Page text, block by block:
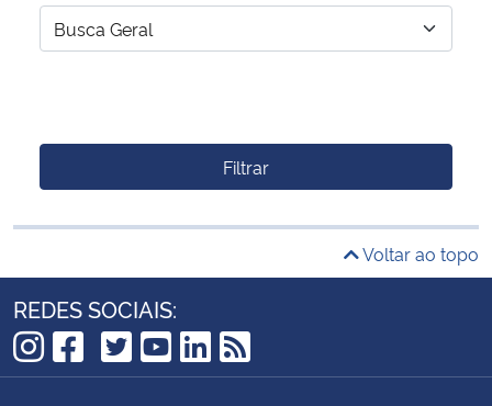
Filtrar
Voltar ao topo
REDES SOCIAIS:
Instagram
Facebook
TikTok
Twitter
YouTube
LinkedIn
RSS